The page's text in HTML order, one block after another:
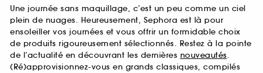
Une journée sans maquillage, c’est un peu comme un ciel
plein de nuages. Heureusement, Sephora est là pour
ensoleiller vos journées et vous offrir un formidable choix
de produits rigoureusement sélectionnés. Restez à la pointe
de l’actualité en découvrant les dernières nouveautés.
(Ré)approvisionnez-vous en grands classiques, compilés